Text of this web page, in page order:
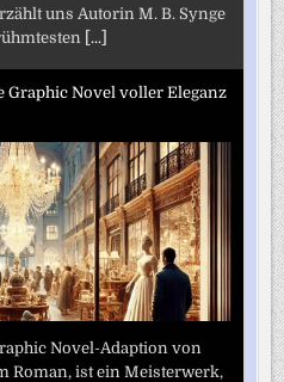
uns Autorin M. B. Synge
[...]
Graphic Novel voller Eleganz
Novel-Adaption von
Roman, ist ein Meisterwerk,